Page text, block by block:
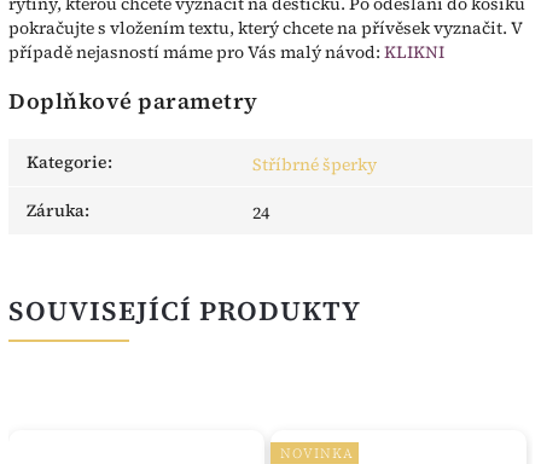
pokračujte s vložením textu, který chcete na přívěsek vyznačit. V
případě nejasností máme pro Vás malý návod: KLIKNI
Doplňkové parametry
Kategorie:
Stříbrné šperky
Záruka: 24
SOUVISEJÍCÍ PRODUKTY
NOVINKA